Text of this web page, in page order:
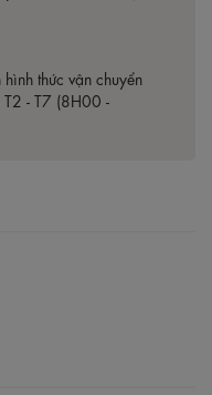
thức vận chuyển
- T7 (8H00 -